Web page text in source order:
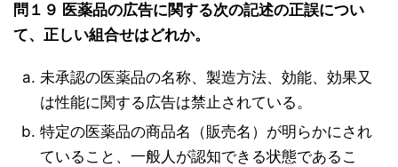
問１９ 医薬品の広告に関する次の記述の正誤につい
て、正しい組合せはどれか。
未承認の医薬品の名称、製造方法、効能、効果又
は性能に関する広告は禁止されている。
特定の医薬品の商品名（販売名）が明らかにされ
ていること、一般人が認知できる状態であるこ